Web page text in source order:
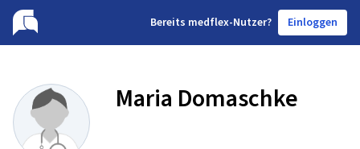
Bereits medflex-Nutzer? Einloggen
Maria Domaschke